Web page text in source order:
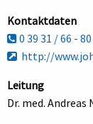
Kontaktdaten
0 39 31 / 66 -
http://
Leitung
Dr. med. Andreas